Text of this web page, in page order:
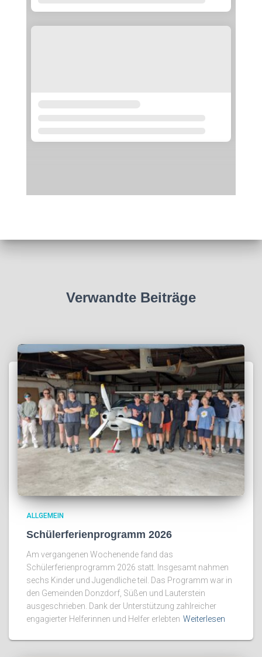
Verwandte Beiträge
ALLGEMEIN
Schülerferienprogramm 2026
Am vergangenen Wochenende fand das
Schülerferienprogramm 2026 statt. Insgesamt nahmen
sechs Kinder und Jugendliche teil. Das Programm war in
den Gemeinden Donzdorf, Süßen und Lauterstein
ausgeschrieben. Dank der Unterstützung zahlreicher
engagierter Helferinnen und Helfer erlebten Weiterlesen